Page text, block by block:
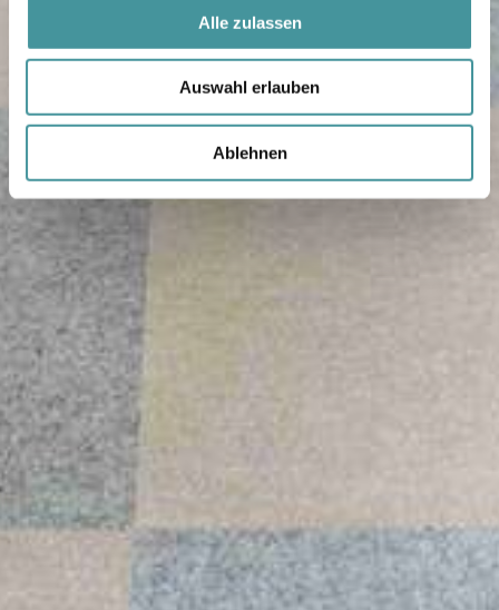
Alle zulassen
Auswahl erlauben
Ablehnen